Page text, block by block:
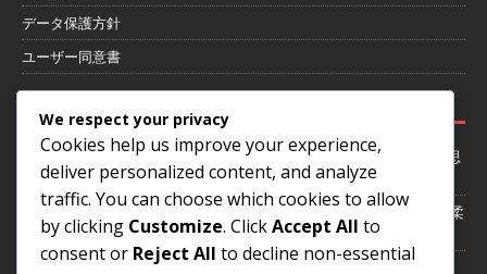
データ保護方針
ユーザー同意書
4-1-4-1フォーメーションにおけるゲーム状況への適応：柔軟性、意思
決定、戦術
4-1-4-1 フォーメーション：選手のポジショニング、スペーシング、柔
軟性
試合中の4-1-4-1フォーメーションの調整：柔軟性、意思決定、戦術
We respect your privacy
Cookies help us improve your experience,
deliver personalized content, and analyze
traffic. You can choose which cookies to allow
by clicking Customize. ClickAccept All to
consent or Reject All to decline non-essential